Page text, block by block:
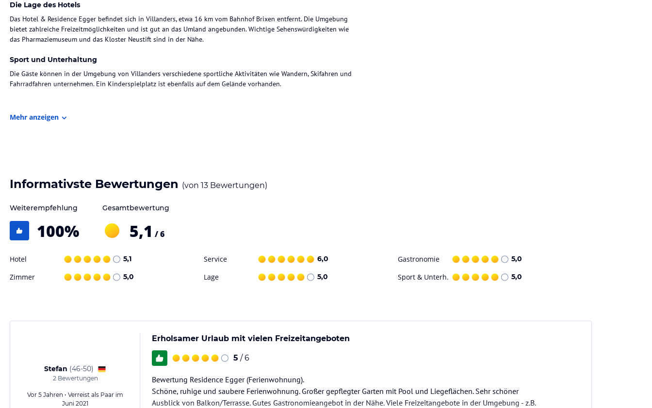
Die Lage des Hotels
Das Hotel & Residence Egger befindet sich in Villanders, etwa 16 km vom Bahnhof Brixen entfernt. Die Umgebung
bietet zahlreiche Freizeitmöglichkeiten und ist gut an das Umland angebunden. Wichtige Sehenswürdigkeiten wie
das Pharmaziemuseum und das Kloster Neustift sind in der Nähe.
Sport und Unterhaltung
Die Gäste können in der Umgebung von Villanders verschiedene sportliche Aktivitäten wie Wandern, Skifahren und
Fahrradfahren unternehmen. Ein Kinderspielplatz ist ebenfalls auf dem Gelände vorhanden.
verbindlichen Angebotsdetails
Mehr anzeigen
Informativste Bewertungen (von 13 Bewertungen)
Weiterempfehlung
100%
Gesamtbewertung
5,1 / 6
Hotel 5,1 Service 6,0 Gastronomie 5,0
Zimmer 5,0 Lage 5,0 Sport & Unterh. 5,0
Stefan (46-50)
2Bewertungen
Vor 5 Jahren • Verreist als Paar im
Juni 2021
Erholsamer Urlaub mit vielen Freizeitangeboten
5 / 6
Bewertung Residence Egger (Ferienwohnung).
Schöne, ruhige und saubere Ferienwohnung. Großer gepflegter Garten mit Pool und Liegeflächen. Sehr schöner
Ausblick von Balkon/Terrasse. Gutes Gastronomieangebot in der Nähe. Viele Freizeitangebote in der Umgebung - z.B.